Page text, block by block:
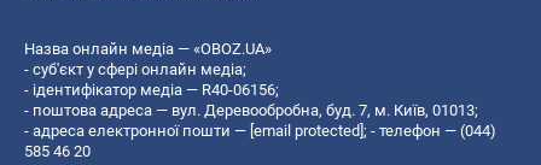
Назва онлайн медіа — «OBOZ.UA»
- суб'єкт у сфері онлайн медіа;
- ідентифікатор медіа — R40-06156;
- поштова адреса — вул. Деревообробна, буд. 7, м. Київ, 01013;
- адреса електронної пошти — [email protected] ; - телефон — (044)
585 46 20